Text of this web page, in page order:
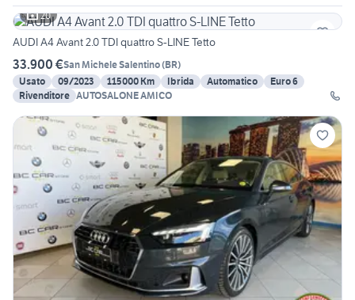
20
AUDI A4 Avant 2.0 TDI quattro S-LINE Tetto
33.900 €San Michele Salentino(BR)
Usato
09/2023 115000 Km Ibrida Automatico
Euro 6
Rivenditore AUTOSALONE AMICO